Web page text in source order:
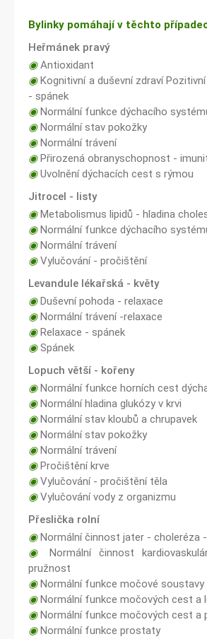
Bylinky pomáhají v těchto
Heřmánek pravý
◉Antioxidant
◉Kognitivní a duševní zdraví
- spánek
◉Normální funkce dýchacího
◉Normální stav pokožky
◉Normální trávení
◉Přirozená obranyschopnost -
◉Uvolnění dýchacích cest s rýmou
Jitrocel - listy
◉Metabolismus lipidů - hladina
◉Normální funkce dýchacího
◉Normální trávení
◉Vylučování - pročištění
Levandule lékařská - květy
◉Duševní pohoda - relaxace
◉Normální trávení -relaxace
◉Relaxace - spánek
◉Spánek
Lopuch větší - kořeny
◉Normální funkce horních cest
◉Normální hladina glukózy v krvi
◉Normální stav kloubů a chrupavek
◉Normální stav pokožky
◉Normální trávení
◉Pročištění krve
◉Vylučování - pročištění těla
◉Vylučování vody z organizmu
Přeslička rolní
◉Normální činnost jater - choleréza
◉
Normální činnost
pružnost
◉Normální funkce močové soustavy
◉Normální funkce močových cest a
◉Normální funkce močových cest a
◉Normální funkce prostaty